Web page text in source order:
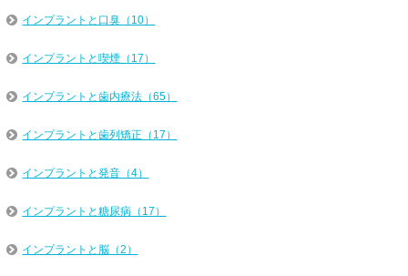
インプラントと口臭（10）
インプラントと喫煙（17）
インプラントと歯内療法（65）
インプラントと歯列矯正（17）
インプラントと発音（4）
インプラントと糖尿病（17）
インプラントと脳（2）